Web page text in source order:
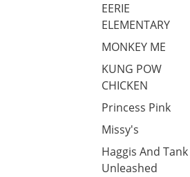
EERIE
ELEMENTARY
MONKEY ME
KUNG POW
CHICKEN
Princess Pink
Missy's
Haggis And Tank
Unleashed